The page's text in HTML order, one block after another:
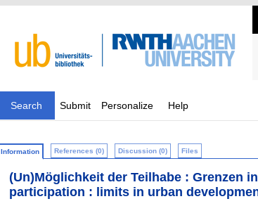
Search Submit Personalize Help
Information References (0) Discussion (0) Files
(Un)Möglichkeit der Teilhabe : Grenzen
participation : limits in urban